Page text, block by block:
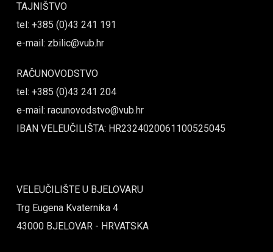
TAJNIŠTVO
tel: +385 (0)43 241 191
e-mail: zbilic@vub.hr
RAČUNOVODSTVO
tel: +385 (0)43 241 204
e-mail: racunovodstvo@vub.hr
IBAN VELEUČILIŠTA: HR2324020061100525045
VELEUČILIŠTE U BJELOVARU
Trg Eugena Kvaternika 4
43000 BJELOVAR - HRVATSKA